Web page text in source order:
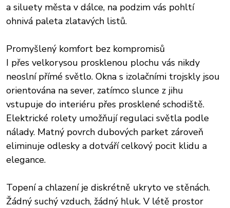
a siluety města v dálce, na podzim vás pohltí
ohnivá paleta zlatavých listů.
Promyšlený komfort bez kompromisů
I přes velkorysou prosklenou plochu vás nikdy
neoslní přímé světlo. Okna s izolačními trojskly jsou
orientována na sever, zatímco slunce z jihu
vstupuje do interiéru přes prosklené schodiště.
Elektrické rolety umožňují regulaci světla podle
nálady. Matný povrch dubových parket zároveň
eliminuje odlesky a dotváří celkový pocit klidu a
elegance.
Topení a chlazení je diskrétně ukryto ve stěnách.
Žádný suchý vzduch, žádný hluk. V létě prostor